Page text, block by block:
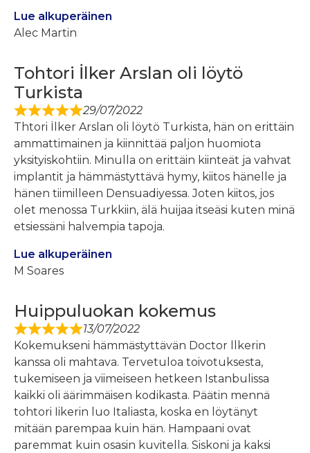
Lue alkuperäinen
Alec Martin
Tohtori İlker Arslan oli löytö
Turkista
29/07/2022
Thtori İlker Arslan oli löytö Turkista, hän on erittäin
ammattimainen ja kiinnittää paljon huomiota
yksityiskohtiin. Minulla on erittäin kiinteät ja vahvat
implantit ja hämmästyttävä hymy, kiitos hänelle ja
hänen tiimilleen Densuadiyessa. Joten kiitos, jos
olet menossa Turkkiin, älä huijaa itseäsi kuten minä
etsiessäni halvempia tapoja.
Lue alkuperäinen
M Soares
Huippuluokan kokemus
13/07/2022
Kokemukseni hämmästyttävän Doctor llkerin
kanssa oli mahtava. Tervetuloa toivotuksesta,
tukemiseen ja viimeiseen hetkeen Istanbulissa
kaikki oli äärimmäisen kodikasta. Päätin mennä
tohtori Iikerin luo Italiasta, koska en löytänyt
mitään parempaa kuin hän. Hampaani ovat
paremmat kuin osasin kuvitella. Siskoni ja kaksi